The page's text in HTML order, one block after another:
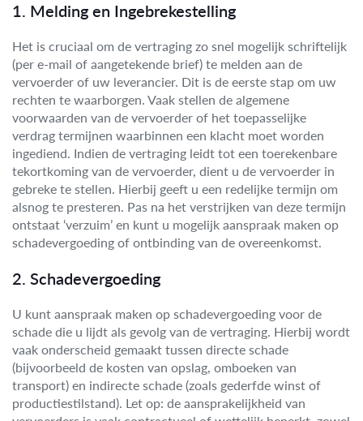
1. Melding en Ingebrekestelling
Het is cruciaal om de vertraging zo snel mogelijk schriftelijk
(per e-mail of aangetekende brief) te melden aan de
vervoerder of uw leverancier. Dit is de eerste stap om uw
rechten te waarborgen. Vaak stellen de algemene
voorwaarden van de vervoerder of het toepasselijke
verdrag termijnen waarbinnen een klacht moet worden
ingediend. Indien de vertraging leidt tot een toerekenbare
tekortkoming van de vervoerder, dient u de vervoerder in
gebreke te stellen. Hierbij geeft u een redelijke termijn om
alsnog te presteren. Pas na het verstrijken van deze termijn
ontstaat ‘verzuim’ en kunt u mogelijk aanspraak maken op
schadevergoeding of ontbinding van de overeenkomst.
2. Schadevergoeding
U kunt aanspraak maken op schadevergoeding voor de
schade die u lijdt als gevolg van de vertraging. Hierbij wordt
vaak onderscheid gemaakt tussen directe schade
(bijvoorbeeld de kosten van opslag, omboeken van
transport) en indirecte schade (zoals gederfde winst of
productiestilstand). Let op: de aansprakelijkheid van